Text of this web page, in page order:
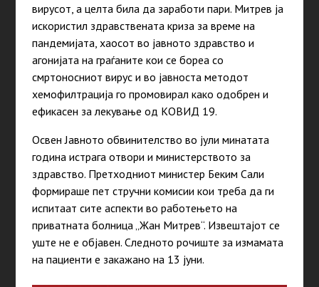
вирусот, а целта била да заработи пари. Митрев ја
искористил здравствената криза за време на
пандемијата, хаосот во јавното здравство и
агонијата на граѓаните кои се бореа со
смртоносниот вирус и во јавноста методот
хемофилтрација го промовирал како одобрен и
ефикасен за лекување од КОВИД 19.
Освен Јавното обвинителство во јули минатата
година истрага отвори и министерството за
здравство. Претходниот министер Беким Сали
формираше пет стручни комисии кои треба да ги
испитаат сите аспекти во работењето на
приватната болница „Жан Митрев“. Извештајот се
уште не е објавен. Следното рочиште за измамата
на пациенти е закажано на 13 јуни.